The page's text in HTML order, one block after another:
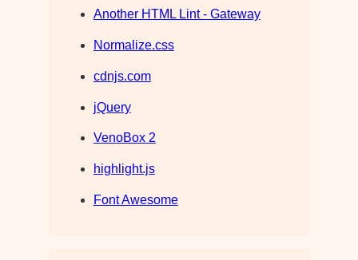
Another HTML Lint - Gateway
Normalize.css
cdnjs.com
jQuery
VenoBox 2
highlight.js
Font Awesome